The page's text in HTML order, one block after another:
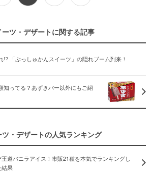
ーツ・デザートに関する記事
!? 「ぶっしゅかんスイーツ」の隠れブーム到来！
知ってる？あずきバー以外にもご紹
ツ・デザートの人気ランキング
王道バニラアイス！市販21種を本気でランキングし
結果